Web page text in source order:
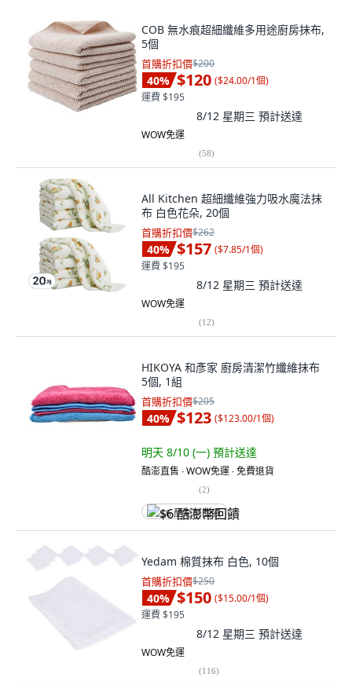
COB 無水痕超細纖維多用途廚房抹布,
5個
首購折扣價$200
40% $120 ($24.00/1個)
運費 $195
8/12 星期三 預計送達
WOW免運
(58)
All Kitchen 超細纖維強力吸水魔法抹
布 白色花朵, 20個
首購折扣價$262
40% $157 ($7.85/1個)
運費 $195
8/12 星期三 預計送達
WOW免運
(12)
HIKOYA 和彥家 廚房清潔竹纖維抹布
5個, 1組
首購折扣價$205
40% $123 ($123.00/1個)
明天 8/10 (一) 預計送達
酷澎直售 ∙ WOW免運 ∙ 免費退貨
(2)
$6 酷澎幣回饋
Yedam 棉質抹布 白色, 10個
首購折扣價$250
40% $150 ($15.00/1個)
運費 $195
8/12 星期三 預計送達
WOW免運
(116)